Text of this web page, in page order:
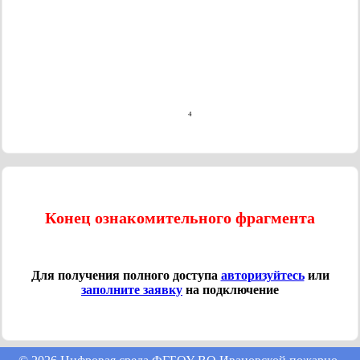
Конец ознакомительного фрагмента
Для получения полного доступа авторизуйтесьили
заполните заявку на подключение